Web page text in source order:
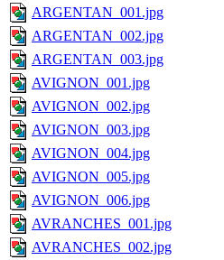
ARGENTAN_001.jpg
ARGENTAN_002.jpg
ARGENTAN_003.jpg
AVIGNON_001.jpg
AVIGNON_002.jpg
AVIGNON_003.jpg
AVIGNON_004.jpg
AVIGNON_005.jpg
AVIGNON_006.jpg
AVRANCHES_001.jpg
AVRANCHES_002.jpg